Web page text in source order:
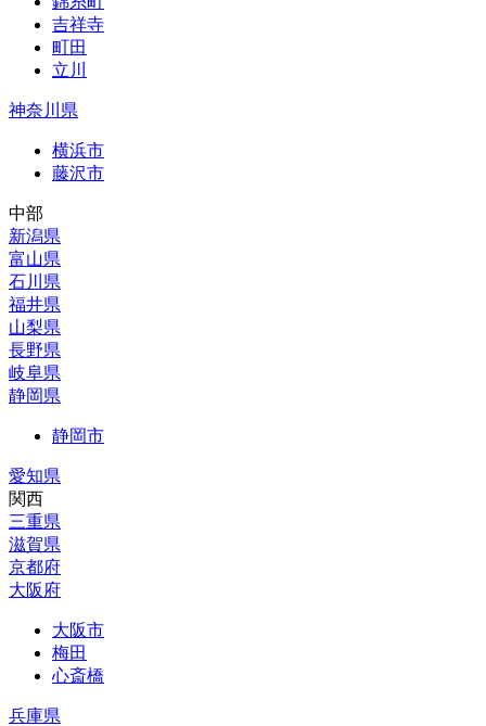
吉祥寺
町田
立川
神奈川県
横浜市
藤沢市
中部
新潟県
富山県
石川県
福井県
山梨県
長野県
岐阜県
静岡県
静岡市
愛知県
関⻄
三重県
滋賀県
京都府
大阪府
大阪市
梅田
心斎橋
兵庫県